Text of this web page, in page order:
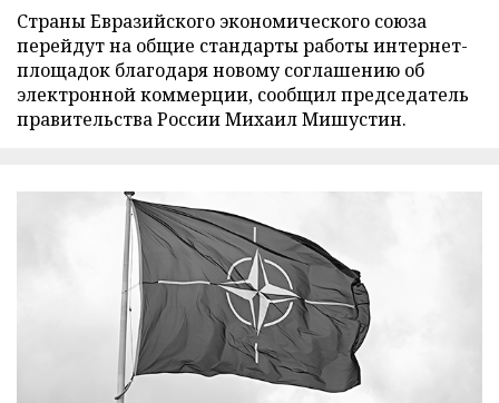
Страны Евразийского экономического союза
перейдут на общие стандарты работы интернет-
площадок благодаря новому соглашению об
электронной коммерции, сообщил председатель
правительства России Михаил Мишустин.